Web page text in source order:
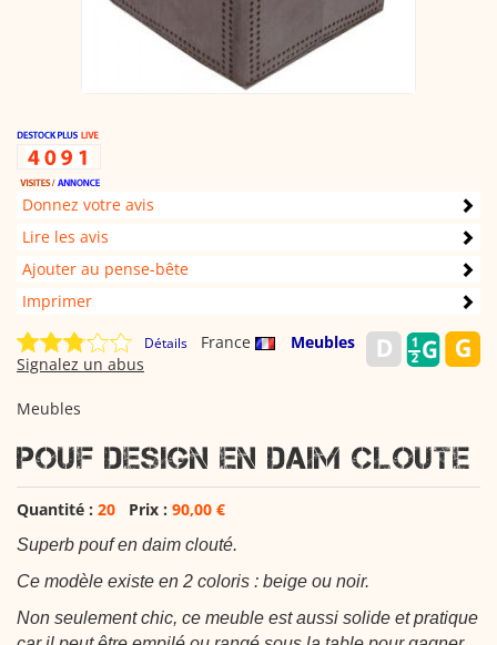
Donnez votre avis
Lire les avis
Ajouter au pense-bête
Imprimer
Détails France
Meubles
Signalez un abus
Meubles
POUF DESIGN EN DAIM CLOUTE
Quantité : 20 Prix : 90,00 €
Superb pouf en daim clouté.
Ce modèle existe en 2 coloris : beige ou noir.
Non seulement chic, ce meuble est aussi solide et pratique